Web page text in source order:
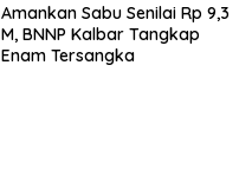
Amankan Sabu Senilai Rp 9,3
M, BNNP Kalbar Tangkap
Enam Tersangka